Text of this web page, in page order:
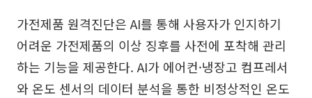
가전제품 원격진단은 AI를 통해 사용자가 인지하기
어려운 가전제품의 이상 징후를 사전에 포착해 관리
하는 기능을 제공한다. AI가 에어컨·냉장고 컴프레서
와 온도 센서의 데이터 분석을 통한 비정상적인 온도